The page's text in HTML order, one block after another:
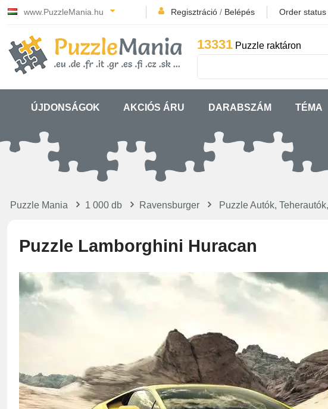
www.PuzzleMania.hu Regisztráció / Belépés Order status
13331 Puzzle raktáron
ÚJDONSÁGOK AKCIÓS ÁRU DARABSZÁM TÉMA
Puzzle Mania 1 000 db Ravensburger Puzzle Autók,
Puzzle Lamborghini Huracan